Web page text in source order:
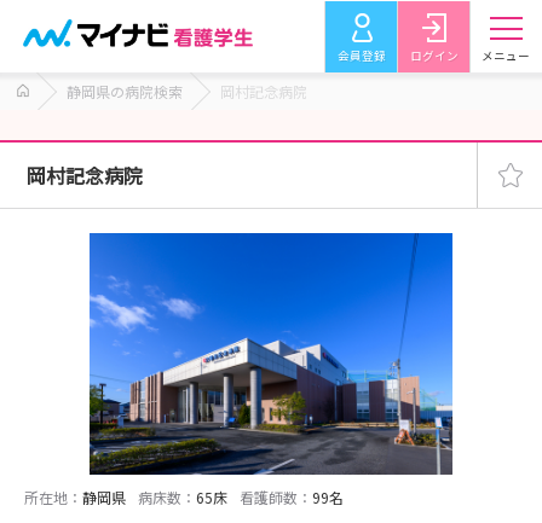
会員登録 ログイン メニュー
静岡県の病院検索 岡村記念病院
岡村記念病院
所在地： 静岡県 病床数： 65床 看護師数： 99名